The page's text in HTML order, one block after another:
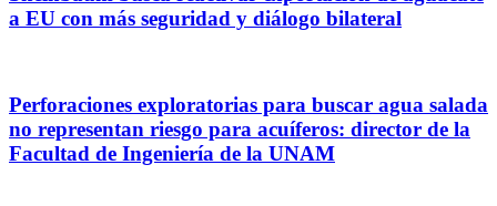
a EU con más seguridad y diálogo bilateral
Perforaciones exploratorias para buscar agua salada
no representan riesgo para acuíferos: director de la
Facultad de Ingeniería de la UNAM